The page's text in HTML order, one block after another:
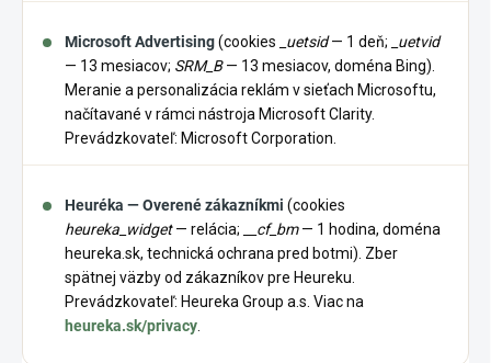
Microsoft Advertising(cookies _uetsid— 1 deň;
_uetvid
— 13 mesiacov; SRM_B— 13 mesiacov, doména Bing).
Meranie a personalizácia reklám v sieťach Microsoftu,
načítavané v rámci nástroja Microsoft Clarity.
Prevádzkovateľ: Microsoft Corporation.
Heuréka — Overené zákazníkmi (cookies
heureka_widget— relácia; __cf_bm— 1 hodina, doména
heureka.sk, technická ochrana pred botmi). Zber
spätnej väzby od zákazníkov pre Heureku.
Prevádzkovateľ: Heureka Group a.s. Viac na
heureka.sk/privacy